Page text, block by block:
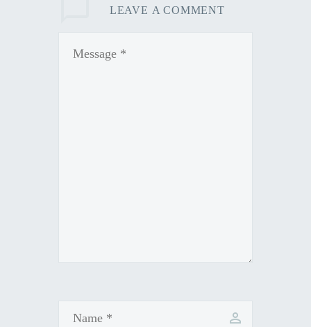
LEAVE A COMMENT